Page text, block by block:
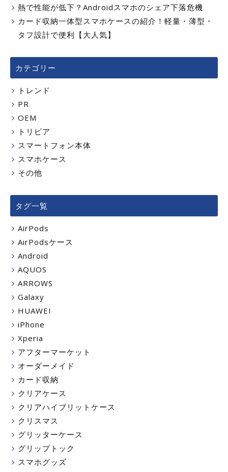
熱で性能が低下？Androidスマホのシェア下落危機
カード収納一体型スマホケースの紹介！軽量・薄型・
タフ設計で便利【大人気】
カテゴリー
トレンド
PR
OEM
トリビア
スマートフォン本体
スマホケース
その他
タグ一覧
AirPods
AirPodsケース
Android
AQUOS
ARROWS
Galaxy
HUAWEI
iPhone
Xperia
アフターマーケット
オーダーメイド
カード収納
クリアケース
クリアハイブリットケース
クリスマス
グリッターケース
グリップトック
スマホグッズ